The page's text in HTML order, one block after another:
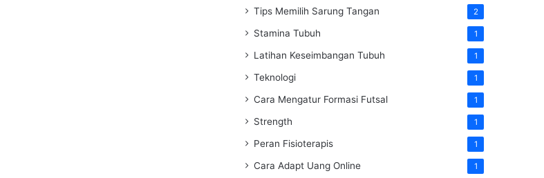
Tips Memilih Sarung Tangan 2
Stamina Tubuh 1
Latihan Keseimbangan Tubuh 1
Teknologi 1
Cara Mengatur Formasi Futsal 1
Strength 1
Peran Fisioterapis 1
Cara Adapt Uang Online 1